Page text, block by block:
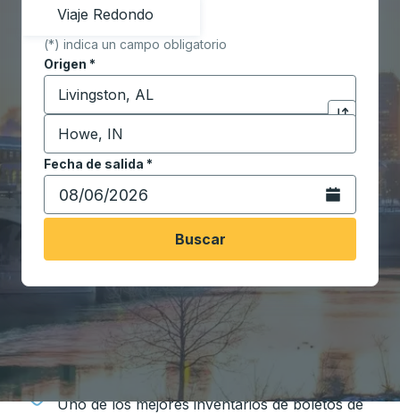
Viaje Redondo
(*) indica un campo obligatorio
Origen *
Comience a escribir la ciudad de origen para abrir
Haga clic
Destino*
Comience a escribir la ciudad de destino para
Fecha de salida *
Escriba la fecha en formato de fecha Barra diagonal
Abra el
Buscar
Viajar hecho simple con Trailways
Precios inigualables
Uno de los mejores inventarios de boletos de